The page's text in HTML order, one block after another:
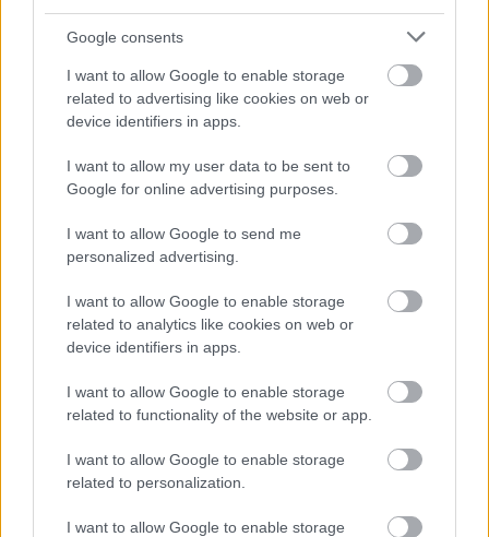
Google consents
I want to allow Google to enable storage
related to advertising like cookies on web or
device identifiers in apps.
I want to allow my user data to be sent to
Google for online advertising purposes.
I want to allow Google to send me
personalized advertising.
I want to allow Google to enable storage
related to analytics like cookies on web or
device identifiers in apps.
I want to allow Google to enable storage
related to functionality of the website or app.
I want to allow Google to enable storage
related to personalization.
I want to allow Google to enable storage
Megerősítve: Nem tudtak
megegyezni, újabb két alapember
távozott Kazincbarcikáról - hivatalos
Bejelentést tett az NB I-es újonc Lucasról és Vargáról.
Itt állíthatod be, hogy a Csakfoci az elsők
között legyen a Google-találatokban